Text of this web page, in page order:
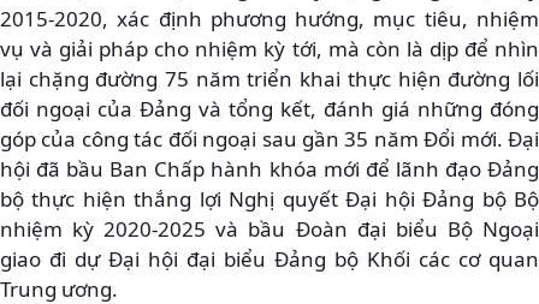
2015-2020, xác định phương hướng, mục tiêu, nhiệm
vụ và giải pháp cho nhiệm kỳ tới, mà còn là dịp để nhìn
lại chặng đường 75 năm triển khai thực hiện đường lối
đối ngoại của Đảng và tổng kết, đánh giá những đóng
góp của công tác đối ngoại sau gần 35 năm Đổi mới. Đại
hội đã bầu Ban Chấp hành khóa mới để lãnh đạo Đảng
bộ thực hiện thắng lợi Nghị quyết Đại hội Đảng bộ Bộ
nhiệm kỳ 2020-2025 và bầu Đoàn đại biểu Bộ Ngoại
giao đi dự Đại hội đại biểu Đảng bộ Khối các cơ quan
Trung ương.